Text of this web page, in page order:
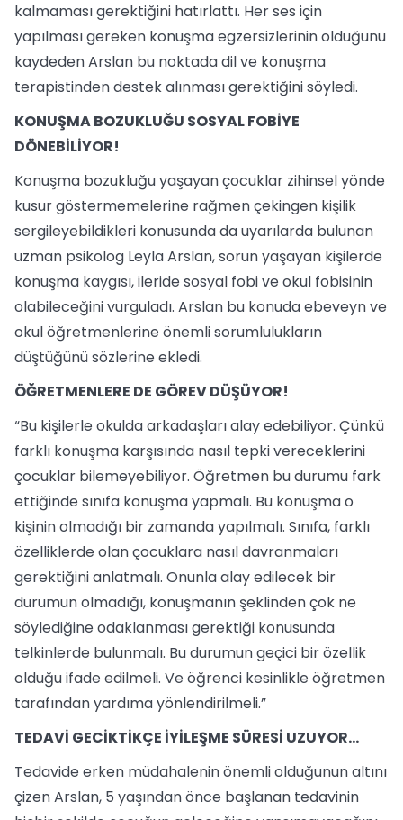
kalmaması gerektiğini hatırlattı. Her ses için
yapılması gereken konuşma egzersizlerinin olduğunu
kaydeden Arslan bu noktada dil ve konuşma
terapistinden destek alınması gerektiğini söyledi.
KONUŞMA BOZUKLUĞU SOSYAL FOBİYE
DÖNEBİLİYOR!
Konuşma bozukluğu yaşayan çocuklar zihinsel yönde
kusur göstermemelerine rağmen çekingen kişilik
sergileyebildikleri konusunda da uyarılarda bulunan
uzman psikolog Leyla Arslan, sorun yaşayan kişilerde
konuşma kaygısı, ileride sosyal fobi ve okul fobisinin
olabileceğini vurguladı. Arslan bu konuda ebeveyn ve
okul öğretmenlerine önemli sorumlulukların
düştüğünü sözlerine ekledi.
ÖĞRETMENLERE DE GÖREV DÜŞÜYOR!
“Bu kişilerle okulda arkadaşları alay edebiliyor. Çünkü
farklı konuşma karşısında nasıl tepki vereceklerini
çocuklar bilemeyebiliyor. Öğretmen bu durumu fark
ettiğinde sınıfa konuşma yapmalı. Bu konuşma o
kişinin olmadığı bir zamanda yapılmalı. Sınıfa, farklı
özelliklerde olan çocuklara nasıl davranmaları
gerektiğini anlatmalı. Onunla alay edilecek bir
durumun olmadığı, konuşmanın şeklinden çok ne
söylediğine odaklanması gerektiği konusunda
telkinlerde bulunmalı. Bu durumun geçici bir özellik
olduğu ifade edilmeli. Ve öğrenci kesinlikle öğretmen
tarafından yardıma yönlendirilmeli.”
TEDAVİ GECİKTİKÇE İYİLEŞME SÜRESİ UZUYOR…
Tedavide erken müdahalenin önemli olduğunun altını
çizen Arslan, 5 yaşından önce başlanan tedavinin